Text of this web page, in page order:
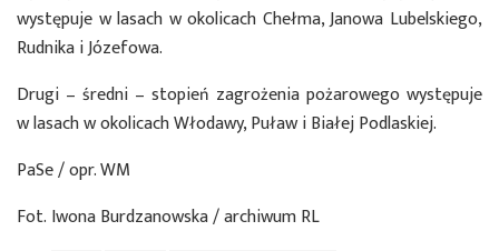
występuje w lasach w okolicach Chełma, Janowa Lubelskiego,
Rudnika i Józefowa.
Drugi – średni – stopień zagrożenia pożarowego występuje
w lasach w okolicach Włodawy, Puław i Białej Podlaskiej.
PaSe / opr. WM
Fot. Iwona Burdzanowska / archiwum RL